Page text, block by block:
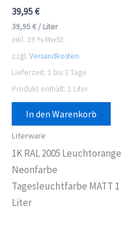
39,95€
39,95€ / Liter
inkl. 19 % MwSt.
zzgl. Versandkosten
Lieferzeit: 1 bis 3 Tage
Produkt enthält: 1 Liter
In den Warenkorb
Literware
1K RAL 2005 Leuchtorange
Neonfarbe
Tagesleuchtfarbe MATT 1
Liter